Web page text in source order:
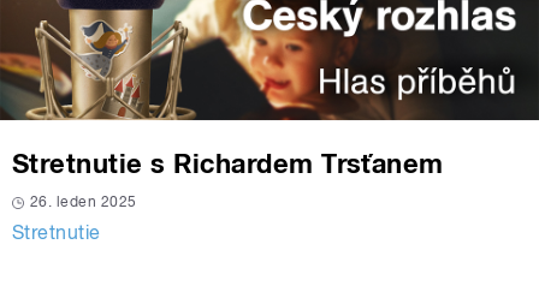
Stretnutie s Richardem Trsťanem
26. leden 2025
Stretnutie